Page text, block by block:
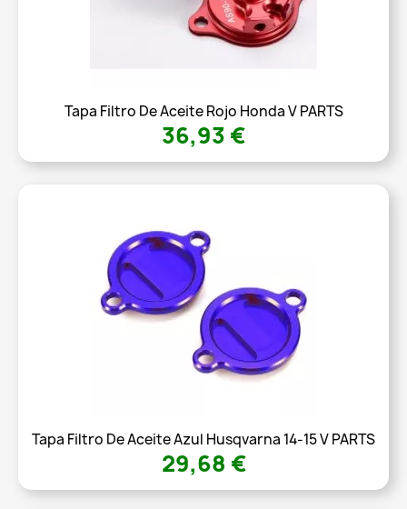
Tapa Filtro De Aceite Rojo Honda V PARTS
36,93 €
Tapa Filtro De Aceite Azul Husqvarna 14-15 V PARTS
29,68 €